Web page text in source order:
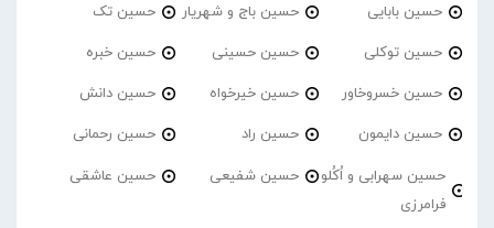
حسین بابایی حسین باج و شهریار حسین تک
حسین توکلی حسین حسینی حسین خبره
حسین خسروخاور حسین خیرخواه حسین دانش
حسین دایمون حسین راد حسین رحمانی
حسین سهرابی و اُکُلو
فرامرزی
حسین شفیعی حسین عاشقی